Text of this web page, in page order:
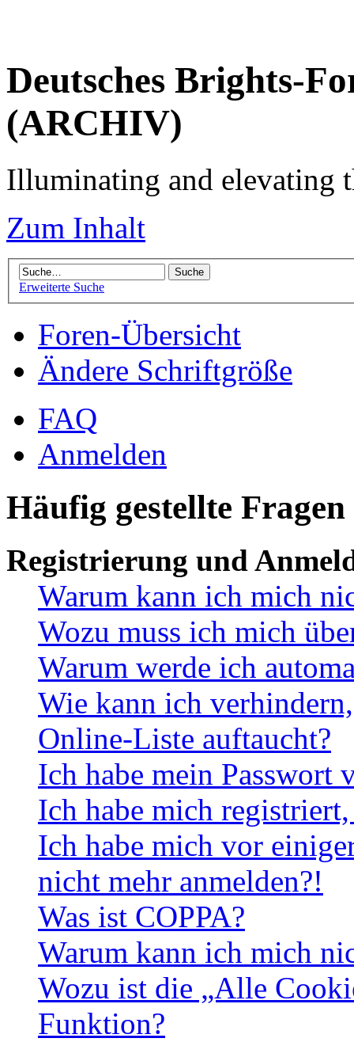
Deutsches Brights-
(ARCHIV)
Illuminating and elevating
Zum Inhalt
Erweiterte Suche
Foren-Übersicht
Ändere Schriftgröße
FAQ
Anmelden
Häufig gestellte Fragen
Registrierung und
Warum kann ich mich
Wozu muss ich mich
Warum werde ich
Wie kann ich
Online-Liste auftaucht?
Ich habe mein Passwort
Ich habe mich
Ich habe mich vor
nicht mehr anmelden?!
Was ist COPPA?
Warum kann ich mich
Wozu ist die „Alle
Funktion?